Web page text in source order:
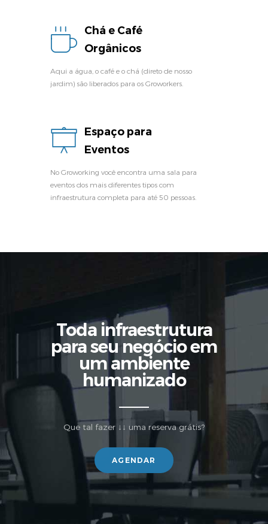
Chá e Café
Orgânicos
Aqui a água, o café e o chá (direto de nosso
jardim) são liberados para os Groworkers.
Espaço para
Eventos
No Groworking você encontra uma sala para
eventos dos mais diferentes tipos com
infraestrutura completa para até 50 pessoas.
Toda infraestrutura
para seu negócio em
um ambiente
humanizado
Que tal fazer ↓↓ uma reserva grátis?
AGENDAR